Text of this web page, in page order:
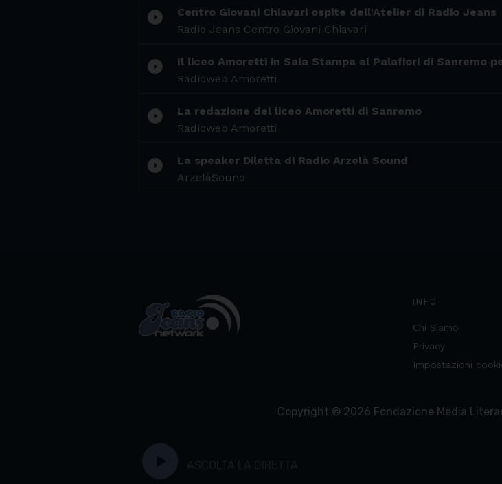
play_circle_filled
Centro Giovani Chiavari ospite dell'Atelier di Radio Jeans
Radio Jeans Centro Giovani Chiavari
play_circle_filled
Il liceo Amoretti in Sala Stampa al Palafiori di Sanremo
Radioweb Amoretti
play_circle_filled
La redazione del liceo Amoretti di Sanremo
Radioweb Amoretti
play_circle_filled
La speaker Diletta di Radio Arzelà Sound
ArzelàSound
INFO
Chi Siamo
Privacy
Impostazioni
Copyright © 2026 Fondazione Media